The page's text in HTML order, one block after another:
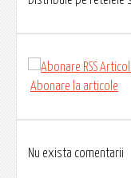
Abonare la articole
Nu exista comentarii